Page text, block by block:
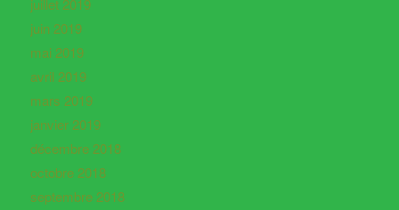
juillet 2019
juin 2019
mai 2019
avril 2019
mars 2019
janvier 2019
décembre 2018
octobre 2018
septembre 2018